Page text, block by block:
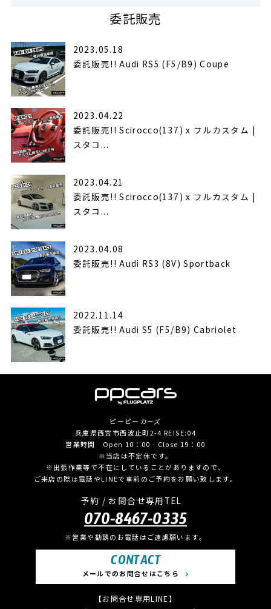
委託販売
2023.05.18
委託販売!! Audi RS5 (F5/B9) Coupe
2023.04.22
委託販売!! Scirocco(137) x フルカスタム |
スタコ...
2023.04.21
委託販売!! Scirocco(137) x フルカスタム |
スタコ...
2023.04.08
委託販売!! Audi RS3 (8V) Sportback
2022.11.14
委託販売!! Audi S5 (F5/B9) Cabriolet
ピーピーカーズ
兵庫県西宮市西波止町2-4 REISE:04
営業時間 Open 10：00 - Close 19：00
※当店は不定休です。
※出張作業等で不在にしていることがありますので、
ご来店の際は電話やLINEで事前のご予約をお願い致します。
予約 / お問合せ専用TEL
070-8467-0335
※営業や勧誘のお電話はご遠慮願います。
CONTACT
メールでのお問合せはこちら
【お問合せ専用LINE】